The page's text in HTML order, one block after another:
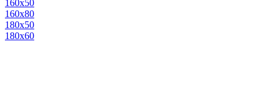
160х50
160х80
180х50
180х60